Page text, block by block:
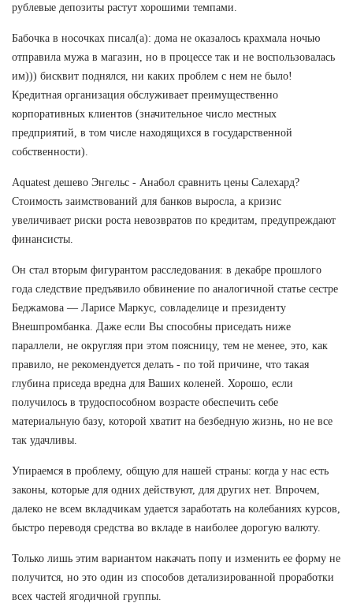
рублевые депозиты растут хорошими темпами.
Бабочка в носочках писал(а): дома не оказалось крахмала ночью
отправила мужа в магазин, но в процессе так и не воспользовалась
им))) бисквит поднялся, ни каких проблем с нем не было!
Кредитная организация обслуживает преимущественно
корпоративных клиентов (значительное число местных
предприятий, в том числе находящихся в государственной
собственности).
Aquatest дешево Энгельс - Анабол сравнить цены Салехард?
Стоимость заимствований для банков выросла, а кризис
увеличивает риски роста невозвратов по кредитам, предупреждают
финансисты.
Он стал вторым фигурантом расследования: в декабре прошлого
года следствие предъявило обвинение по аналогичной статье сестре
Беджамова — Ларисе Маркус, совладелице и президенту
Внешпромбанка. Даже если Вы способны приседать ниже
параллели, не округляя при этом поясницу, тем не менее, это, как
правило, не рекомендуется делать - по той причине, что такая
глубина приседа вредна для Ваших коленей. Хорошо, если
получилось в трудоспособном возрасте обеспечить себе
материальную базу, которой хватит на безбедную жизнь, но не все
так удачливы.
Упираемся в проблему, общую для нашей страны: когда у нас есть
законы, которые для одних действуют, для других нет. Впрочем,
далеко не всем вкладчикам удается заработать на колебаниях курсов,
быстро переводя средства во вкладе в наиболее дорогую валюту.
Только лишь этим вариантом накачать попу и изменить ее форму не
получится, но это один из способов детализированной проработки
всех частей ягодичной группы.